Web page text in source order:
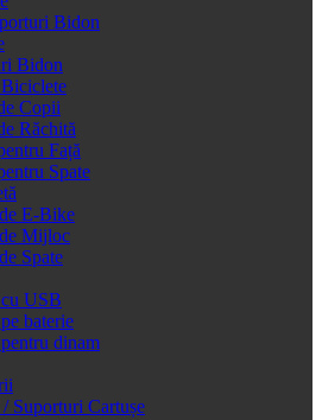
Bidon
Bidon
Copii
Răchită
Față
Spate
E-Bike
Mijloc
Spate
USB
baterie
dinam
/ Suporturi Cartușe